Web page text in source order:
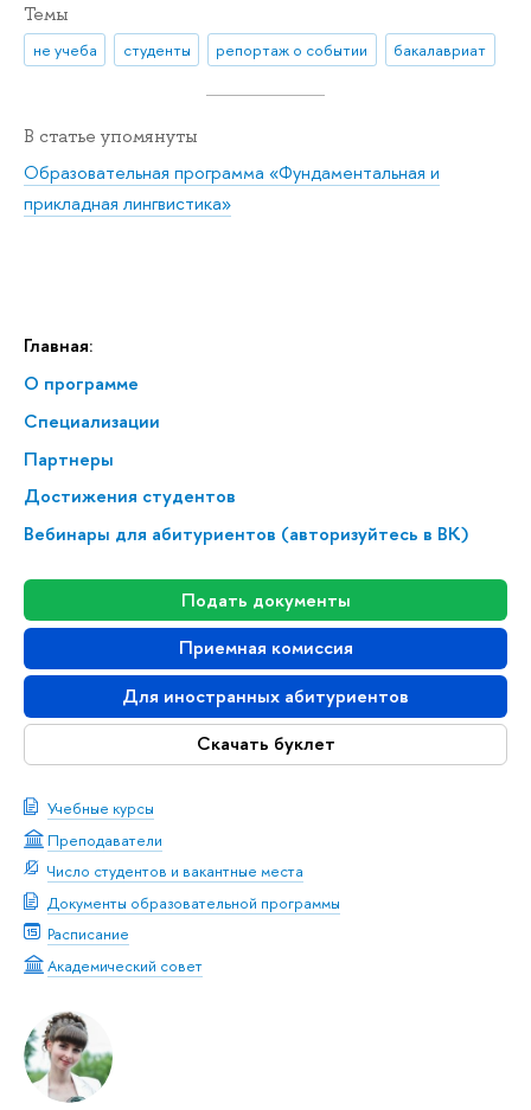
Главная:
О программе
Спе­ци­а­ли­за­ции
Партнеры
Достижения студентов
Вебинары для абитуриентов (авторизуйтесь в ВК)
Подать документы
Приемная комиссия
Для иностранных абитуриентов
Скачать буклет
Учебные курсы
Преподаватели
Число студентов и вакантные места
Документы образовательной программы
Расписание
Академический совет
Темы
не учеба студенты репортаж о событии бакалавриат
В статье упомянуты
Образовательная программа «Фундаментальная и
прикладная лингвистика»